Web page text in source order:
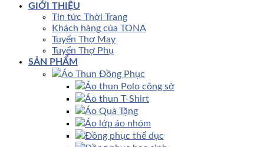
GIỚI THIỆU
Tin tức Thời Trang
Khách hàng của TONA
Tuyển Thợ May
Tuyển Thợ Phụ
SẢN PHẨM
Áo Thun Đồng Phục
Áo thun Polo công sở
Áo thun T-Shirt
Áo Quà Tặng
Áo lớp áo nhóm
Đồng phục thể dục